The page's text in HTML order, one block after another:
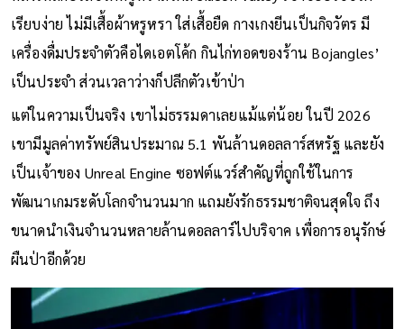
หลงใหลกับวิถีชีวิตหรูหราสไตล์ Silicon Valley เขาชอบใช้ชีวิต
เรียบง่าย ไม่มีเสื้อผ้าหรูหรา ใส่เสื้อยืด กางเกงยีนเป็นกิจวัตร มี
เครื่องดื่มประจำตัวคือไดเอตโค้ก กินไก่ทอดของร้าน Bojangles’
เป็นประจำ ส่วนเวลาว่างก็ปลีกตัวเข้าป่า
แต่ในความเป็นจริง เขาไม่ธรรมดาเลยแม้แต่น้อย ในปี 2026
เขามีมูลค่าทรัพย์สินประมาณ 5.1 พันล้านดอลลาร์สหรัฐ และยัง
เป็นเจ้าของ Unreal Engine ซอฟต์แวร์สำคัญที่ถูกใช้ในการ
พัฒนาเกมระดับโลกจำนวนมาก แถมยังรักธรรมชาติจนสุดใจ ถึง
ขนาดนำเงินจำนวนหลายล้านดอลลาร์ไปบริจาค เพื่อการอนุรักษ์